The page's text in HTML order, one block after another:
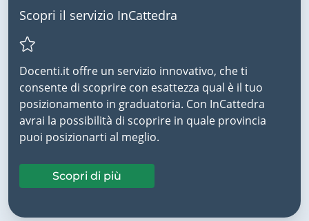
Scopri il servizio InCattedra
Docenti.it offre un servizio innovativo, che ti
consente di scoprire con esattezza qual è il tuo
posizionamento in graduatoria. Con InCattedra
avrai la possibilità di scoprire in quale provincia
puoi posizionarti al meglio.
Scopri di più